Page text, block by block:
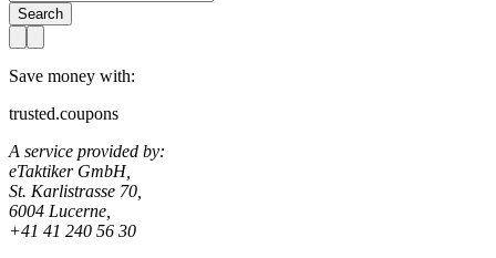
Search
Save money with:
trusted.coupons
A service provided by:
eTaktiker GmbH,
St. Karlistrasse 70,
6004 Lucerne,
+41 41 240 56 30